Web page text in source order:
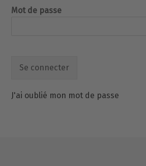
Mot de passe
Se connecter
J'ai oublié mon mot de passe